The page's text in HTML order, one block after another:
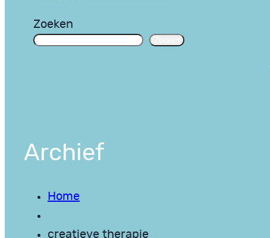
Zoeken
Archief
Home
creatieve therapie